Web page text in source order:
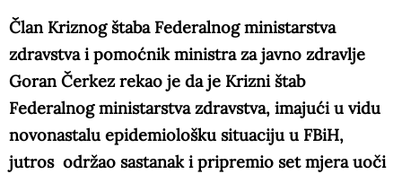
Član Kriznog štaba Federalnog ministarstva
zdravstva i pomoćnik ministra za javno zdravlje
Goran Čerkez rekao je da je Krizni štab
Federalnog ministarstva zdravstva, imajući u vidu
novonastalu epidemiološku situaciju u FBiH,
jutros održao sastanak i pripremio set mjera uoči